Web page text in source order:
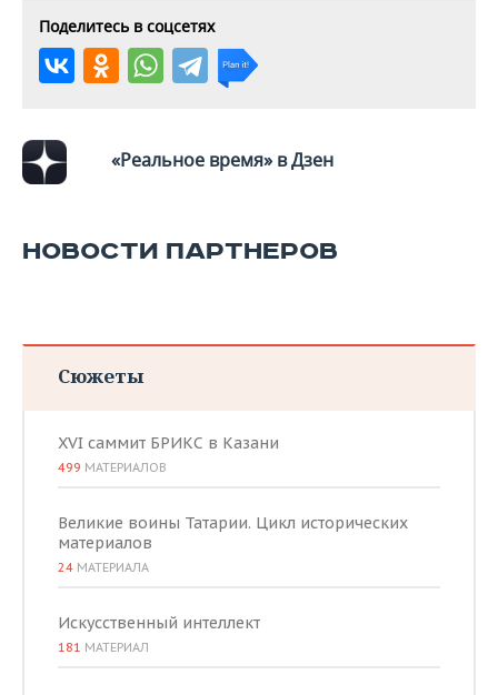
Поделитесь в соцсетях
«Реальное время» в Дзен
НОВОСТИ ПАРТНЕРОВ
Сюжеты
XVI саммит БРИКС в Казани
499 МАТЕРИАЛОВ
Великие воины Татарии. Цикл исторических
материалов
24 МАТЕРИАЛА
Искусственный интеллект
181 МАТЕРИАЛ